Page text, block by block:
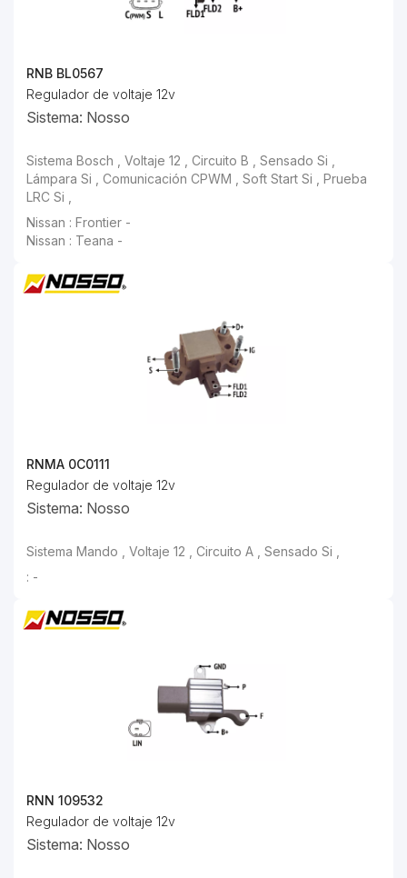
RNB BL0567
Regulador de voltaje 12v
Sistema: Nosso
Sistema Bosch , Voltaje 12 , Circuito B , Sensado Si ,
Lámpara Si , Comunicación CPWM , Soft Start Si , Prueba
LRC Si ,
Nissan : Frontier -
Nissan : Teana -
RNMA 0C0111
Regulador de voltaje 12v
Sistema: Nosso
Sistema Mando , Voltaje 12 , Circuito A , Sensado Si ,
: -
RNN 109532
Regulador de voltaje 12v
Sistema: Nosso